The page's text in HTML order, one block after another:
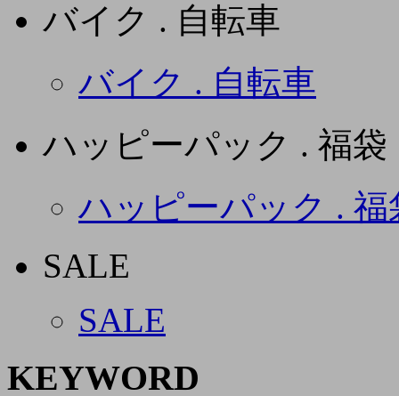
バイク . 自転車
バイク . 自転車
ハッピーパック . 福袋
ハッピーパック . 福
SALE
SALE
KEYWORD